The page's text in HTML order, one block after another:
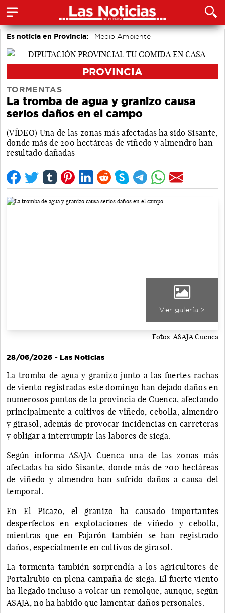
Es noticia en Provincia:
Medio Ambiente
accidentes laborales
PROVINCIA
TORMENTAS
La tromba de agua y granizo causa
serios daños en el campo
(VÍDEO) Una de las zonas más afectadas ha sido Sisante,
donde más de 200 hectáreas de viñedo y almendro han
resultado dañadas
Ver galería >
Fotos: ASAJA Cuenca
28/06/2026 - Las Noticias
La tromba de agua y granizo junto a las fuertes rachas
de viento registradas este domingo han dejado daños en
numerosos puntos de la provincia de Cuenca, afectando
principalmente a cultivos de viñedo, cebolla, almendro
y girasol, además de provocar incidencias en carreteras
y obligar a interrumpir las labores de siega.
Según informa ASAJA Cuenca una de las zonas más
afectadas ha sido Sisante, donde más de 200 hectáreas
de viñedo y almendro han sufrido daños a causa del
temporal.
En El Picazo, el granizo ha causado importantes
desperfectos en explotaciones de viñedo y cebolla,
mientras que en Pajarón también se han registrado
daños, especialmente en cultivos de girasol.
La tormenta también sorprendía a los agricultores de
Portalrubio en plena campaña de siega. El fuerte viento
ha llegado incluso a volcar un remolque, aunque, según
ASAJA, no ha habido que lamentar daños personales.